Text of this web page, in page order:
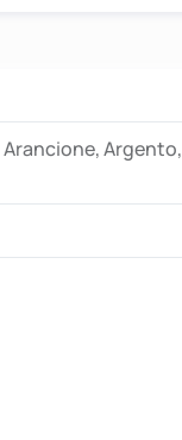
Arancione,Argento,